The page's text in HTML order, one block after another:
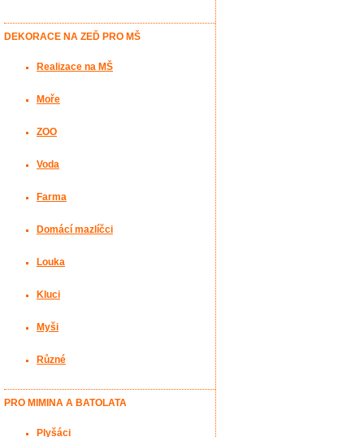
DEKORACE NA ZEĎ PRO MŠ
Realizace na MŠ
Moře
ZOO
Voda
Farma
Domácí mazlíčci
Louka
Kluci
Myši
Různé
PRO MIMINA A BATOLATA
Plyšáci